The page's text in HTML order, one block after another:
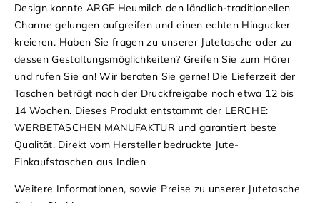
Design konnte ARGE Heumilch den ländlich-traditionellen
Charme gelungen aufgreifen und einen echten Hingucker
kreieren. Haben Sie fragen zu unserer Jutetasche oder zu
dessen Gestaltungsmöglichkeiten? Greifen Sie zum Hörer
und rufen Sie an! Wir beraten Sie gerne! Die Lieferzeit der
Taschen beträgt nach der Druckfreigabe noch etwa 12 bis
14 Wochen. Dieses Produkt entstammt der LERCHE:
WERBETASCHEN MANUFAKTUR und garantiert beste
Qualität. Direkt vom Hersteller bedruckte Jute-
Einkaufstaschen aus Indien
Weitere Informationen, sowie Preise zu unserer Jutetasche